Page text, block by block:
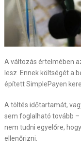
A változás értelmében
lesz. Ennek költségét a
épített SimplePayen
A töltés időtartamát,
sem foglalható tovább
nem tudni egyelőre,
ellenőrizni.